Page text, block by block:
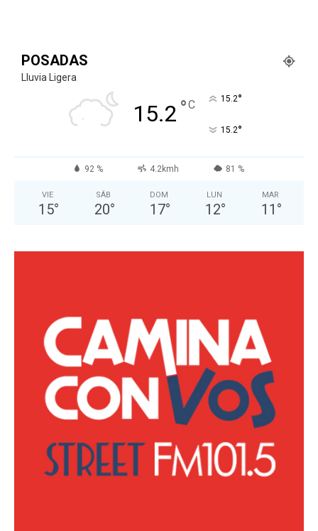
POSADAS
Lluvia Ligera
15.2 °C 15.2°
15.2°
92 % 4.2kmh 81 %
VIE
15°
SÁB
20°
DOM
17°
LUN
12°
MAR
11 °